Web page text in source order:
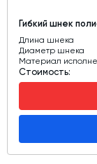
Гибкий шнек
Длина шнека
Диаметр шнека
Материал
Стоимость: